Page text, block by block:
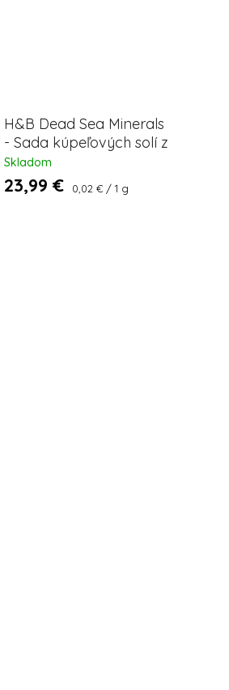
H&B Dead Sea Minerals
- Sada kúpeľových solí z
Mŕtveho mora -
Prírodná + Levanduľová
(2×500 g)
Skladom
23,99 €
Jednotková
0,02 € / 1 g